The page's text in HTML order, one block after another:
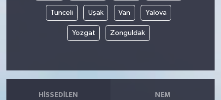
Tunceli Uşak Van Yalova
Yozgat Zonguldak
HISSEDILEN NEM